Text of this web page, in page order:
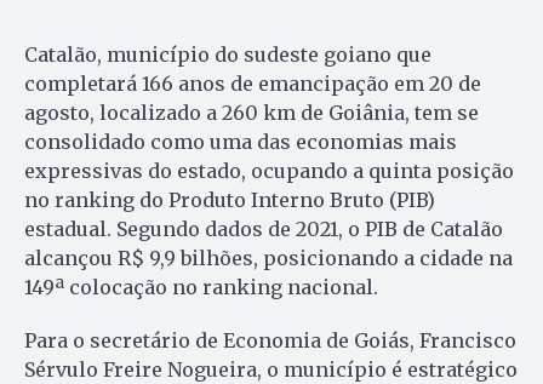
Catalão, município do sudeste goiano que
completará 166 anos de emancipação em 20 de
agosto, localizado a 260 km de Goiânia, tem se
consolidado como uma das economias mais
expressivas do estado, ocupando a quinta posição
no ranking do Produto Interno Bruto (PIB)
estadual. Segundo dados de 2021, o PIB de Catalão
alcançou R$ 9,9 bilhões, posicionando a cidade na
149ª colocação no ranking nacional.
Para o secretário de Economia de Goiás, Francisco
Sérvulo Freire Nogueira, o município é estratégico